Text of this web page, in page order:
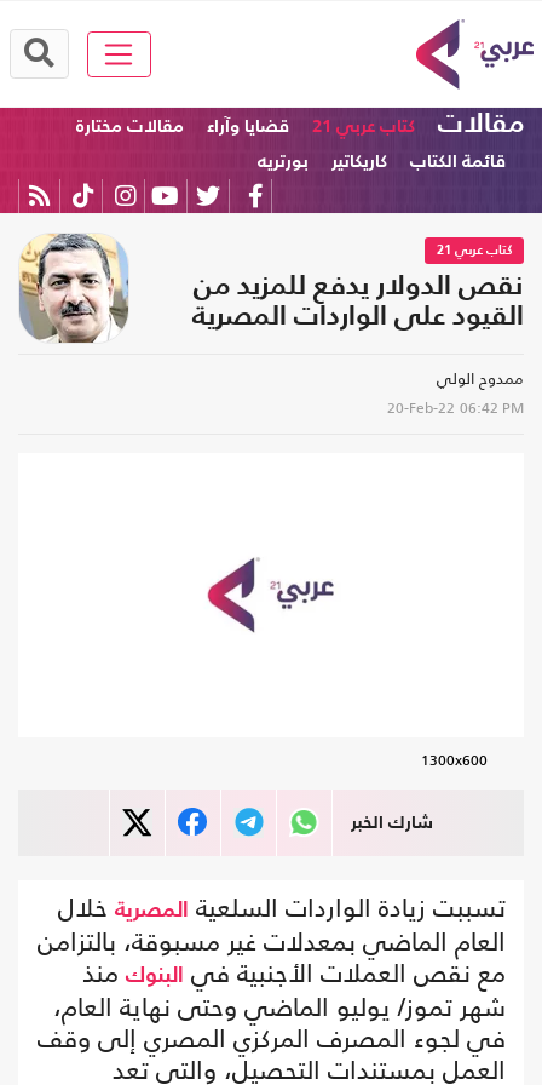
مقالات كتاب عربي 21 قضايا وآراء
مقالات مختارة
قائمة الكتاب
كاريكاتير بورتريه
كتاب عربي 21
نقص الدولار يدفع للمزيد من
القيود على الواردات المصرية
ممدوح الولي
20-Feb-22 06:42 PM
1300x600
شارك الخبر
تسببت زيادة الواردات السلعية المصرية خلال
العام الماضي بمعدلات غير مسبوقة، بالتزامن
مع نقص العملات الأجنبية في البنوك منذ
شهر تموز/ يوليو الماضي وحتى نهاية العام،
في لجوء المصرف المركزي المصري إلى وقف
العمل بمستندات التحصيل، والتي تعد